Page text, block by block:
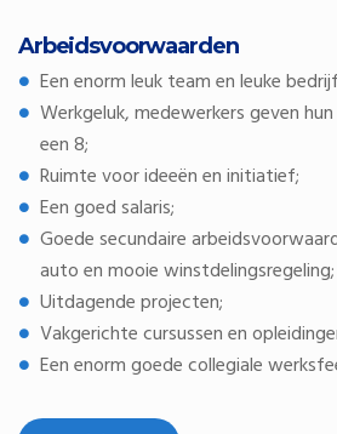
Arbeidsvoorwaarden
Een enorm leuk team en leuke
Werkgeluk, medewerkers geven
een 8;
Ruimte voor ideeën en initiatief;
Een goed salaris;
Goede secundaire
auto en mooie winstdelingsregeling;
Uitdagende projecten;
Vakgerichte cursussen en
Een enorm goede collegiale